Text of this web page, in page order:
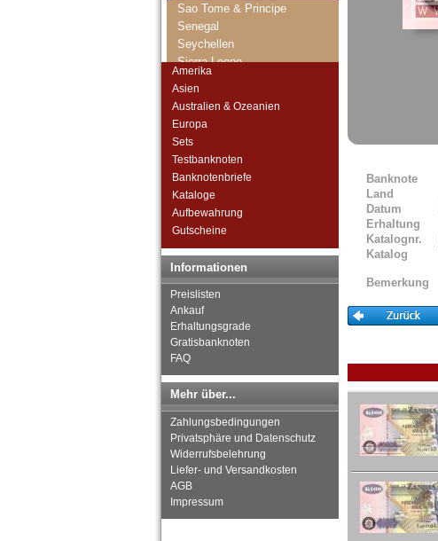
Sao Tome & Principe
Senegal
Seychellen
Sierra Leone
Süd Sudan
Tansania
Tunesien
Uganda
Westafrikanische Staaten
Zaire
Zentralafrikanische Republik
Zentralafrikanische Staaten
Zimbabwe
Amerika
Asien
Australien & Ozeanien
Europa
Sets
Testbanknoten
Banknotenbriefe
Kataloge
Aufbewahrung
Gutscheine
Informationen
Preislisten
Ankauf
Erhaltungsgrade
Gratisbanknoten
FAQ
Mehr über...
Zahlungsbedingungen
Privatsphäre und Datenschutz
Widerrufsbelehrung
Liefer- und Versandkosten
AGB
Impressum
Banknote
Land
Datum
Erhaltung
Katalognr.
Katalog
Bemerkung